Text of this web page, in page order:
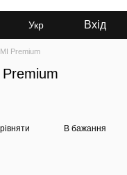
Укр Вхід
Premium
Premium
В бажання